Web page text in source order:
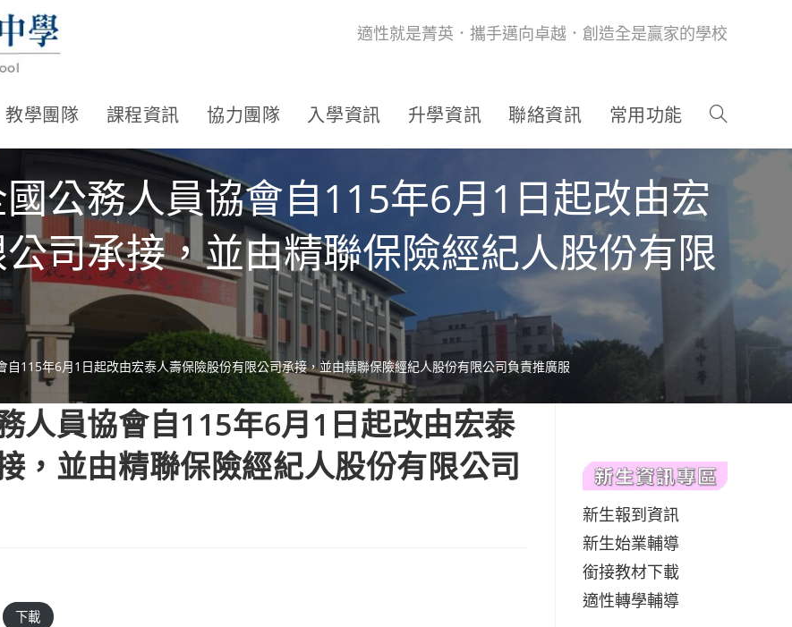
適性就是菁英．攜手邁向卓越．創造全是贏家的學校
教學團隊 課程資訊 協力團隊 入學資訊 升學資訊 聯絡資訊 常用功能
公務人員協會自115年6月1日起改由宏
司承接，並由精聯保險經紀人股份有限
自115年6月1日起改由宏泰人壽保險股份有限公司承接，並由精聯保險經紀人股份有限公司負責推廣服
人員協會自115年6月1日起改由宏泰
，並由精聯保險經紀人股份有限公司
下載
新生報到資訊
新生始業輔導
銜接教材下載
適性轉學輔導